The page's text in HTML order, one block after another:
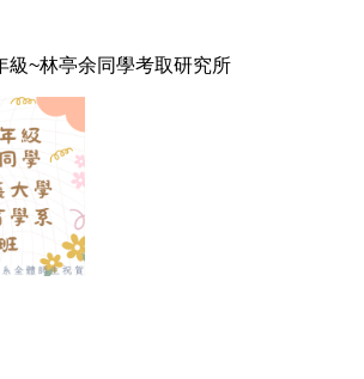
級~林亭余同學考取研究所